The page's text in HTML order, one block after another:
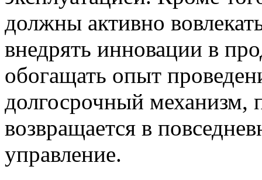
должны активно
внедрять инновации в
обогащать опыт
долгосрочный механизм,
возвращается в
управление.